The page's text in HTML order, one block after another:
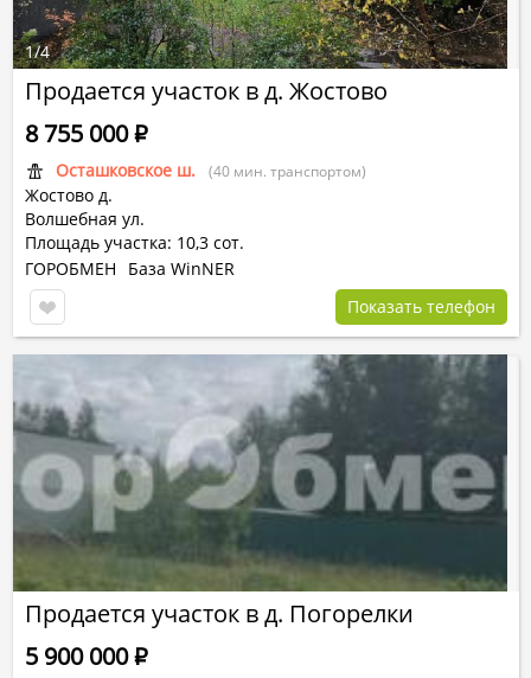
Продается участок в д. Жостово
Осташковское ш. (40 мин. транспортом)
Жостово д.
Волшебная ул.
Площадь участка: 10,3 сот.
8 755 000Р
ГОРОБМЕН
База WinNER
Показать телефон
1/4
Продается участок в д. Погорелки
5 900 000Р